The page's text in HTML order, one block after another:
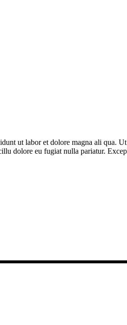
ut labor et dolore magna ali qua.
dolore eu fugiat nulla pariatur.